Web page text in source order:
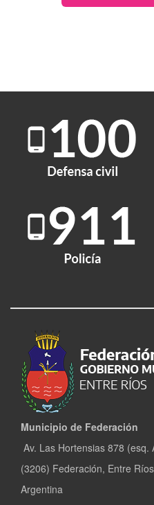
Municipio de Federación
Av. Las Hortensias 878 (esq.
(3206) Federación, Entre Ríos
Argentina